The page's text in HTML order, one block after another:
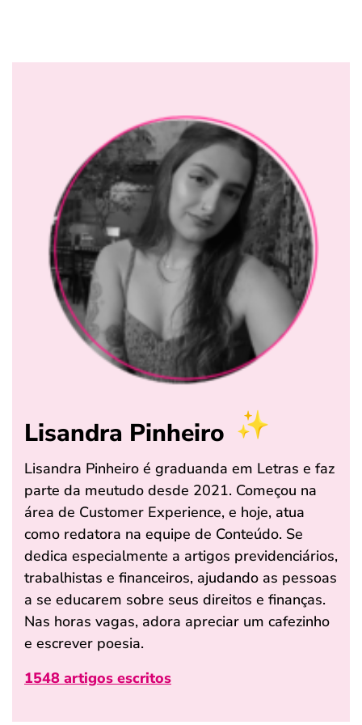
Lisandra Pinheiro
Lisandra Pinheiro é graduanda em Letras e faz
parte da meutudo desde 2021. Começou na
área de Customer Experience, e hoje, atua
como redatora na equipe de Conteúdo. Se
dedica especialmente a artigos previdenciários,
trabalhistas e financeiros, ajudando as pessoas
a se educarem sobre seus direitos e finanças.
Nas horas vagas, adora apreciar um cafezinho
e escrever poesia.
1548 artigos escritos